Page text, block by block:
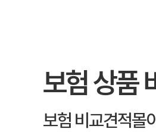
보험 상품
보험 비교견적몰